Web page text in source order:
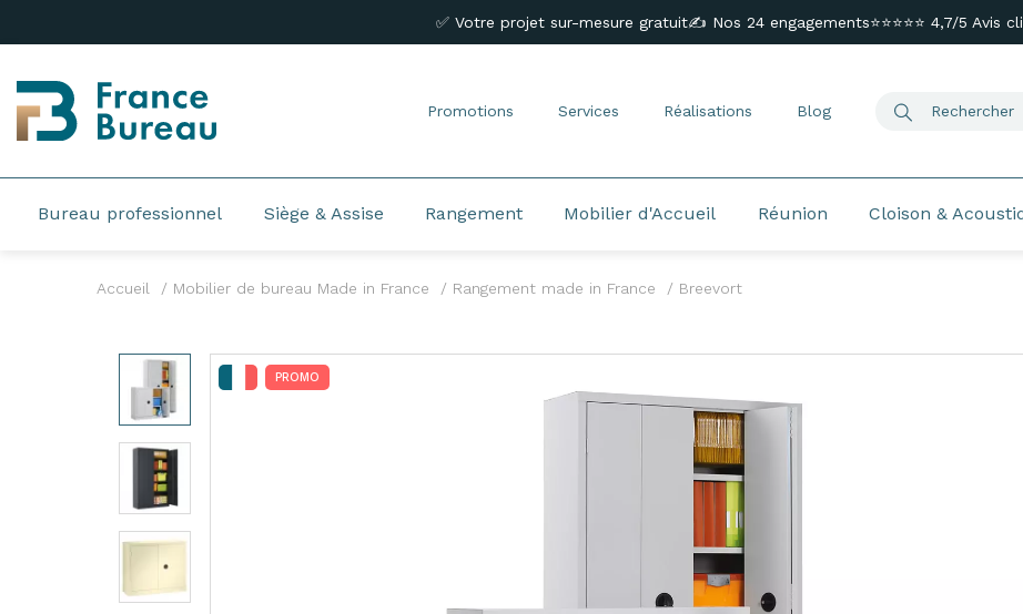
✅ Votre projet sur-mesure gratuit✍️ Nos 24 engagements⭐⭐⭐⭐⭐ 4,7/5 Avis
Promotions Services Réalisations Blog
Bureau professionnel Siège & Assise Rangement Mobilier d'Accueil Réunion Cloison &
Accueil Mobilier de bureau Made in France Rangement made in France Breevort
PROMO